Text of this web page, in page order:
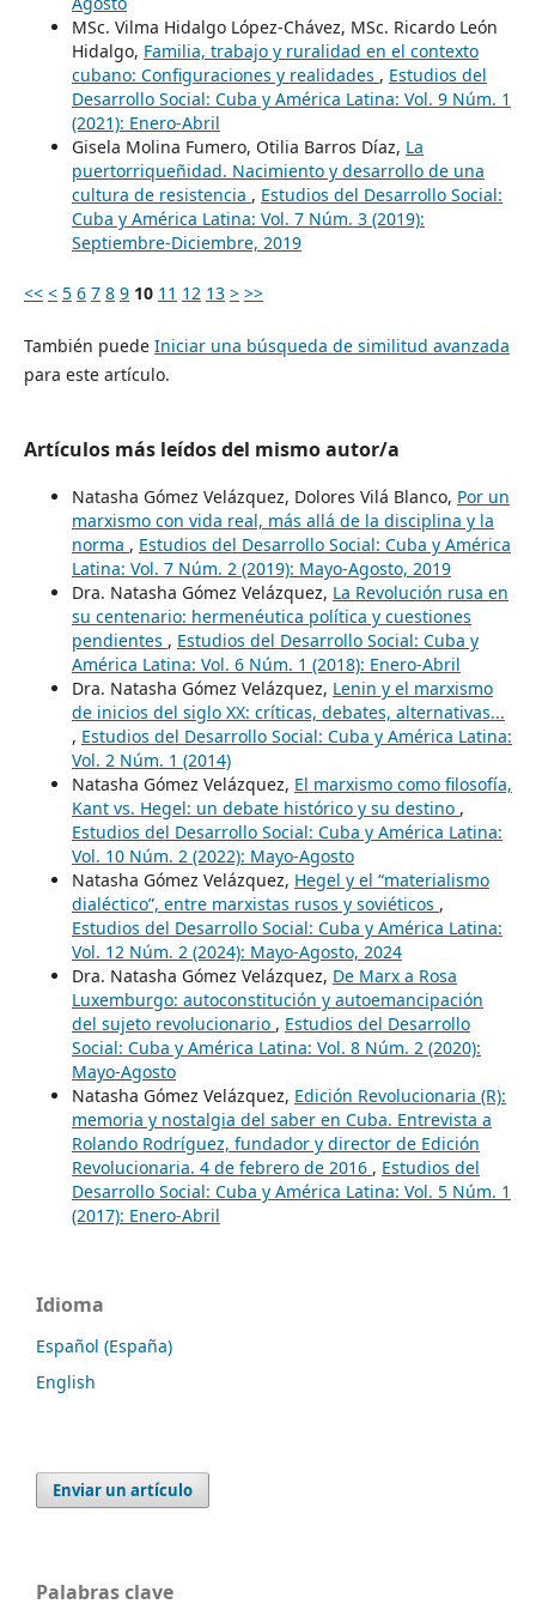
MSc. Vilma Hidalgo López-Chávez, MSc. Ricardo León
Hidalgo, Familia, trabajo y ruralidad en el contexto
cubano: Configuraciones y realidades , Estudios del
Desarrollo Social: Cuba y América Latina: Vol. 9 Núm. 1
(2021): Enero-Abril
Gisela Molina Fumero, Otilia Barros Díaz, La
puertorriqueñidad. Nacimiento y desarrollo de una
cultura de resistencia , Estudios del Desarrollo Social:
Cuba y América Latina: Vol. 7 Núm. 3 (2019):
Septiembre-Diciembre, 2019
<< < 5 6 7 8 9 10 11 12 13 > >>
También puede Iniciar una búsqueda de similitud avanzada
para este artículo.
Artículos más leídos del mismo autor/a
Natasha Gómez Velázquez, Dolores Vilá Blanco, Por un
marxismo con vida real, más allá de la disciplina y la
norma , Estudios del Desarrollo Social: Cuba y América
Latina: Vol. 7 Núm. 2 (2019): Mayo-Agosto, 2019
Dra. Natasha Gómez Velázquez, La Revolución rusa en
su centenario: hermenéutica política y cuestiones
pendientes , Estudios del Desarrollo Social: Cuba y
América Latina: Vol. 6 Núm. 1 (2018): Enero-Abril
Dra. Natasha Gómez Velázquez, Lenin y el marxismo
de inicios del siglo XX: críticas, debates, alternativas...
, Estudios del Desarrollo Social: Cuba y América Latina:
Vol. 2 Núm. 1 (2014)
Natasha Gómez Velázquez, El marxismo como filosofía,
Kant vs. Hegel: un debate histórico y su destino ,
Estudios del Desarrollo Social: Cuba y América Latina:
Vol. 10 Núm. 2 (2022): Mayo-Agosto
Natasha Gómez Velázquez, Hegel y el “materialismo
dialéctico”, entre marxistas rusos y soviéticos ,
Estudios del Desarrollo Social: Cuba y América Latina:
Vol. 12 Núm. 2 (2024): Mayo-Agosto, 2024
Dra. Natasha Gómez Velázquez, De Marx a Rosa
Luxemburgo: autoconstitución y autoemancipación
del sujeto revolucionario , Estudios del Desarrollo
Social: Cuba y América Latina: Vol. 8 Núm. 2 (2020):
Mayo-Agosto
Natasha Gómez Velázquez, Edición Revolucionaria (R):
memoria y nostalgia del saber en Cuba. Entrevista a
Rolando Rodríguez, fundador y director de Edición
Revolucionaria. 4 de febrero de 2016 , Estudios del
Desarrollo Social: Cuba y América Latina: Vol. 5 Núm. 1
(2017): Enero-Abril
Idioma
Español (España)
English
Enviar un artículo
Palabras clave